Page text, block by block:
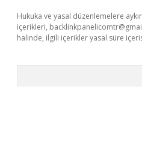
Hukuka ve yasal düzenlemelere
içerikleri,
halinde, ilgili içerikler yasal süre